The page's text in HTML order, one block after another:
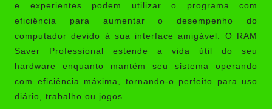
e experientes podem utilizar o programa com
eficiência para aumentar o desempenho do
computador devido à sua interface amigável. O RAM
Saver Professional estende a vida útil do seu
hardware enquanto mantém seu sistema operando
com eficiência máxima, tornando-o perfeito para uso
diário, trabalho ou jogos.